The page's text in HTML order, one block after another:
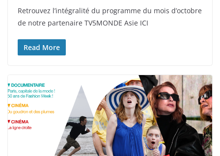
Retrouvez l’intégralité du programme du mois d’octobre
de notre partenaire TV5MONDE Asie ICI
Read More